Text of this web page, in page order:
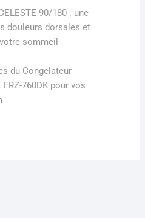
90/180 : une
douleurs dorsales et
sommeil
du Congelateur
760DK pour vos